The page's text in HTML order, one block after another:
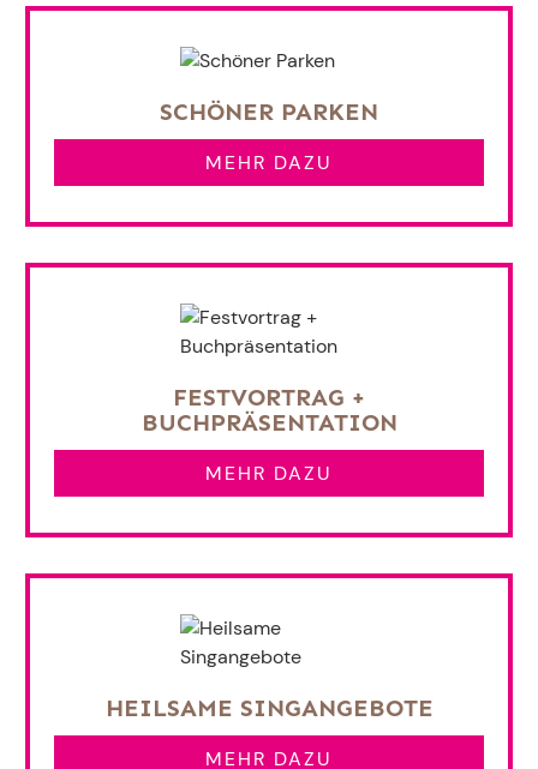
SCHÖNER PARKEN
MEHR DAZU
FESTVORTRAG +
BUCHPRÄSENTATION
MEHR DAZU
HEILSAME SINGANGEBOTE
MEHR DAZU